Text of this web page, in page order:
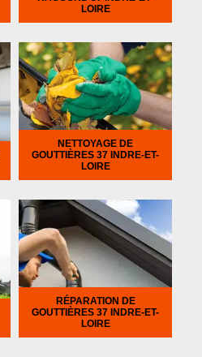
LOIRE
NETTOYAGE DE
GOUTTIÈRES 37 INDRE-ET-
LOIRE
RÉPARATION DE
GOUTTIÈRES 37 INDRE-ET-
LOIRE